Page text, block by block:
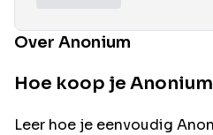
Over Anonium
Hoe koop je
Leer hoe je eenvoudig